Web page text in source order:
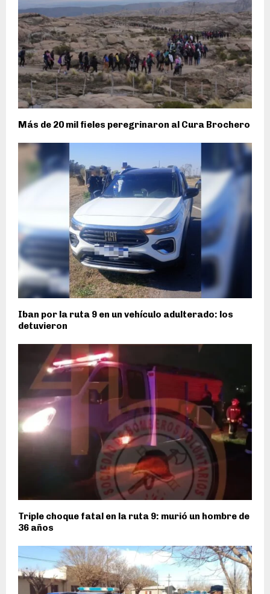
Más de 20 mil fieles peregrinaron al Cura Brochero
Iban por la ruta 9 en un vehículo adulterado: los
detuvieron
Triple choque fatal en la ruta 9: murió un hombre de
36 años